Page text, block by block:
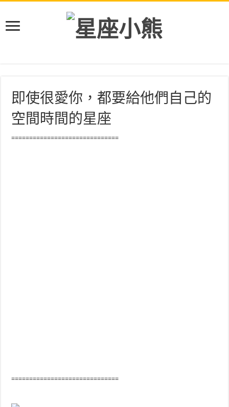
即使很愛你，都要給他們自己的
空間時間的星座
==============================
==============================